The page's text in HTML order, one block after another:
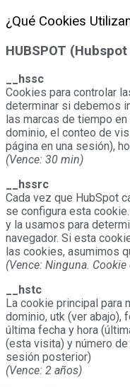
¿Qué Cookies
HUBSPOT (Hubspot
__hssc
Cookies para controlar
determinar si debemos
las marcas de tiempo
dominio, el conteo de
página en una sesión),
(Vence: 30 min)
__hssrc
Cada vez que HubSpot
se configura esta
y la usamos para
navegador. Si esta
las cookies, asumimos
(Vence: Ninguna.
__hstc
La cookie principal para
dominio, utk (ver abajo),
última fecha y hora
(esta visita) y número
sesión posterior)
(Vence: 2 años)